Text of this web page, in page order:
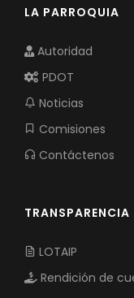
LA PARROQUIA
Autoridad
PDOT
Noticias
Comisiones
Contáctenos
TRANSPARENCIA
LOTAIP
Rendición de